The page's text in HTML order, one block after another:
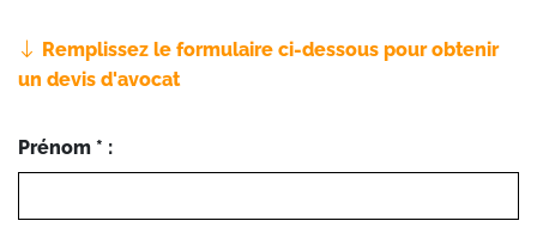
Remplissez le formulaire ci-dessous pour obtenir
un devis d'avocat
Prénom * :